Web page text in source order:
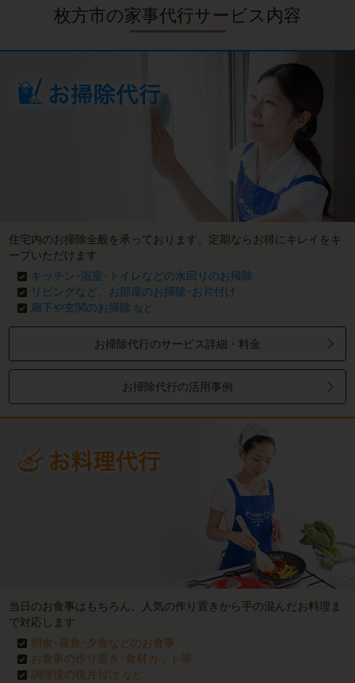
枚方市の家事代行サービス内容
住宅内のお掃除全般を承っております。定期ならお得にキレイをキ
ープいただけます
キッチン･浴室･トイレなどの水回りのお掃除
リビングなど、お部屋のお掃除･お片付け
廊下や玄関のお掃除 など
お掃除代行のサービス詳細・料金
お掃除代行の活用事例
当日のお食事はもちろん、人気の作り置きから手の混んだお料理ま
で対応します
朝食･昼食･夕食などのお食事
お食事の作り置き･食材カット等
調理後の後片付け など